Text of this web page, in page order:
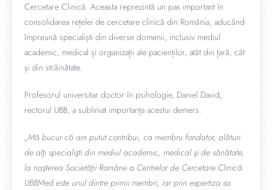
Cercetare Clinică. Aceasta reprezintă un pas important în
consolidarea rețelei de cercetare clinică din România, aducând
împreună specialiști din diverse domenii, inclusiv mediul
academic, medical și organizații ale pacienților, atât din țară, cât
și din străinătate.
Profesorul universitar doctor în psihologie, Daniel David,
rectorul UBB, a subliniat importanța acestui demers.
„Mă bucur că am putut contribui, ca membru fondator, alături
de alţi specialişti din mediul academic, medical şi de sănătate,
la naşterea Societăţii Române a Centrelor de Cercetare Clinică.
UBBMed este unul dintre primii membri, iar prin expertiza sa